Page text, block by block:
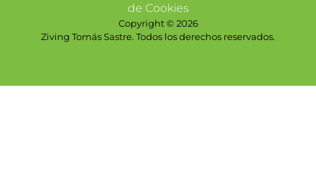
de Cookies
Copyright © 2026
Ziving Tomás Sastre. Todos los derechos reservados.